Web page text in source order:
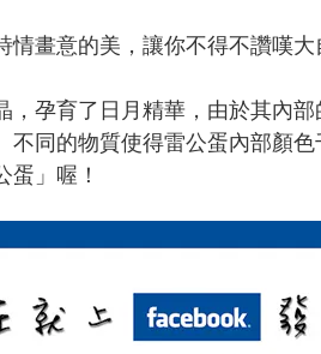
畫意的美，讓你不得不讚嘆大
孕育了日月精華，由於其內部
同的物質使得雷公蛋內部顏色
」喔！